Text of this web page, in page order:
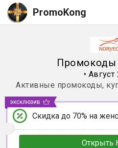
PromoKong
Промокоды
• Август
Активные промокоды,
Скидка до 70% на
Открыть
эксклюзив